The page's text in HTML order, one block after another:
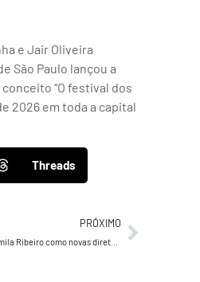
e Jair Oliveira
São Paulo lançou a
“O festival dos
2026 em toda a capital
Threads
PRÓXIMO